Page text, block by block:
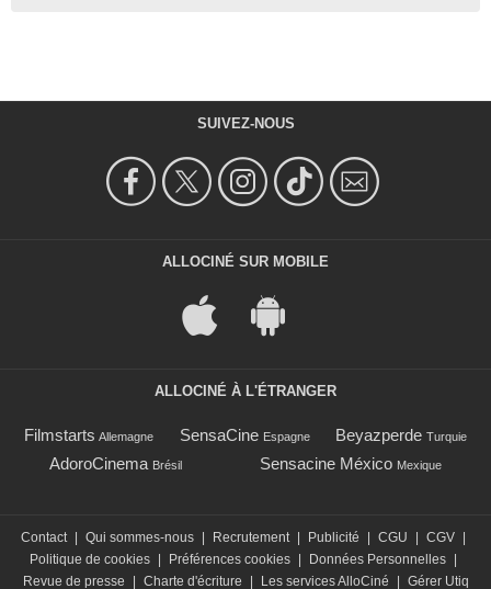
SUIVEZ-NOUS
ALLOCINÉ SUR MOBILE
ALLOCINÉ À L'ÉTRANGER
Filmstarts Allemagne SensaCine Espagne Beyazperde Turquie
AdoroCinema Brésil Sensacine México Mexique
Contact Qui sommes-nous Recrutement Publicité CGU CGV
Politique de cookies
Préférences cookies Données Personnelles
Revue de presse
Charte d'écriture Les services AlloCiné Gérer Utiq